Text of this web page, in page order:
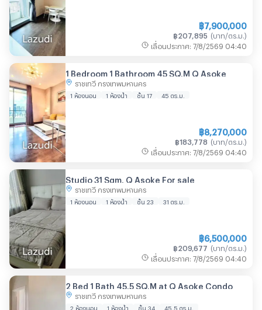
฿7,900,000
฿ 207,895 (บาท/ตร.ม. )
เลื่อนประกาศ : 7/8/2569 04:40
1 Bedroom 1 Bathroom 45 SQ.M Q Asoke
ราชเทวี กรุงเทพมหานคร
1 ห้องนอน 1 ห้องน้ำ ชั้น 17 45 ตร.ม.
฿8,270,000
฿183,778 (บาท/ตร.ม. )
เลื่อนประกาศ : 7/8/2569 04:40
Studio 31 Sqm. Q Asoke For sale
ราชเทวี กรุงเทพมหานคร
1 ห้องนอน 1 ห้องน้ำ ชั้น 23 31 ตร.ม.
฿6,500,000
฿ 209,677 (บาท/ตร.ม. )
เลื่อนประกาศ : 7/8/2569 04:40
2 Bed 1 Bath 45.5 SQ.M at Q Asoke Condo
ราชเทวี กรุงเทพมหานคร
2 ห้องนอน 1 ห้องน้ำ ชั้น 34 45.5 ตร.ม.